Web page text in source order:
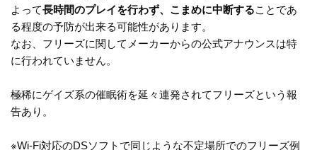
よって長時間のプレイを行わず、こまめに中断することであ
る程度の予防が出来る可能性があります。
なお、フリーズに関してメーカーからの公式アナウンスは特
に行われていません。
極稀にゲイズ系の催眠術を延々連発されてフリーズという報
告あり。
※Wi-Fi対応のDSソフトで同じような不定場所でのフリーズ例